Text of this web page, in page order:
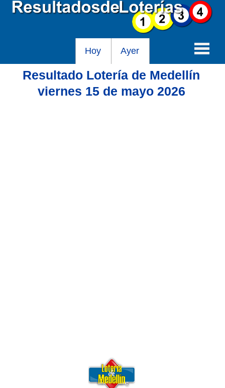
Hoy Ayer
Baloto
Lotería de Risaralda
Resultado Lotería de Medellín
viernes 15 de mayo 2026